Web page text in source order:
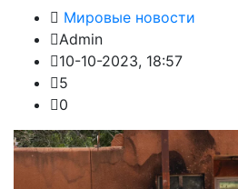
Мировые новости
Admin
10-10-2023, 18:57
5
0